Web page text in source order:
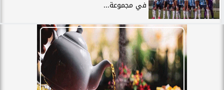
في مجموعة...